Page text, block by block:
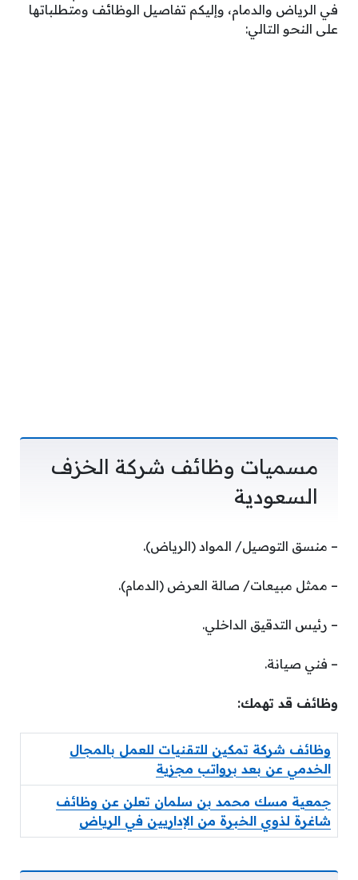
في الرياض والدمام، وإليكم تفاصيل الوظائف ومتطلباتها
على النحو التالي:
مسميات وظائف شركة الخزف
السعودية
– منسق التوصيل/ المواد (الرياض).
– ممثل مبيعات/ صالة العرض (الدمام).
– رئيس التدقيق الداخلي.
– فني صيانة.
وظائف قد تهمك:
وظائف شركة تمكين للتقنيات للعمل بالمجال
الخدمي عن بعد برواتب مجزية
جمعية مسك محمد بن سلمان تعلن عن وظائف
شاغرة لذوي الخبرة من الإداريين في الرياض